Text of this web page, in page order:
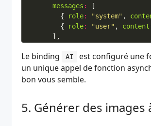
messages :
[
{
role: "system" ,
{
role: "user" , content
],
return Response.json(
},
Le binding AI
est configuré une
un unique appel de fonction
bon vous semble.
Générer des images